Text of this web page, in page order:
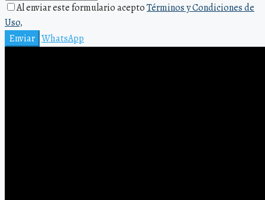
Al enviar este formulario aceptoTérminos y Condiciones de
Uso,
Enviar WhatsApp